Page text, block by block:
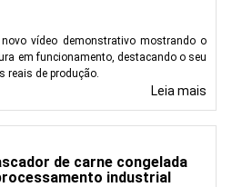
vídeo demonstrativo mostrando o
em funcionamento, destacando o seu
reais de produção.
Leia mais
de carne congelada
industrial